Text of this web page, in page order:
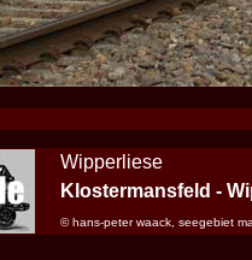
Wipperliese
Klostermansfeld -
© hans-peter waack, seegebiet